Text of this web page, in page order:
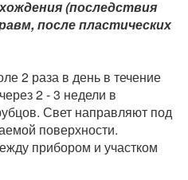
(последствия
после пластических
2 раза в день в течение
2 - 3 недели в
Свет направляют под
поверхности.
прибором и участком